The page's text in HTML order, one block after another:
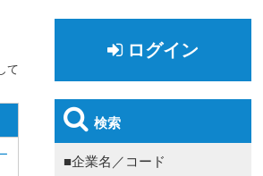
て
ログイン
検索
■企業名／コード